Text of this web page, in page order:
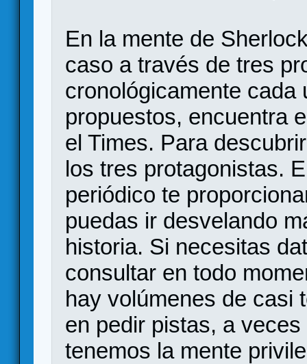
En la mente de
caso a través de tres
cronológicamente cada
propuestos, encuentra
el Times. Para
los tres protagonistas.
periódico te
puedas ir desvelando
historia. Si necesitas
consultar en todo
hay volúmenes de casi
en pedir pistas, a
tenemos la mente